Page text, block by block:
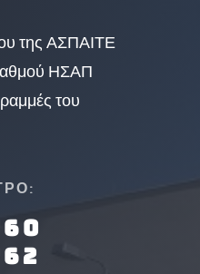
της ΑΣΠΑΙΤΕ
ΗΣΑΠ
του